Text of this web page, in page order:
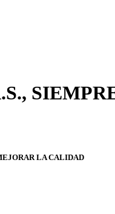
LA CALIDAD